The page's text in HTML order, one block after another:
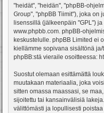
"heidät", "heidän", "phpBB-
Group", "phpBB Tiimit"), joka on
lisenssillä (jälkeenpäin "GPL")
www.phpbb.com. phpBB-
keskustelulle. phpBB Limited ei
kiellämme sopivana sisältönä
phpBB:stä vieraile osoitteessa:
Suostut olemaan esittämättä
muutakaan materiaalia, joka
sitten omassa maassasi, se
sijoitettu tai kansainvälisiä
välittömästi ja lopullisesti